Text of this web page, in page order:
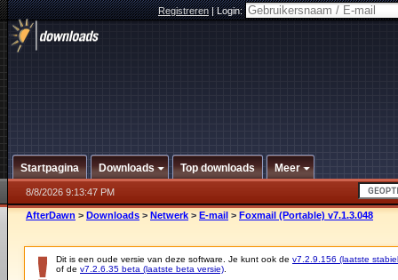
Registreren|Login:
Startpagina Downloads Top downloads Meer
8/8/2026 9:13:47 PM
AfterDawn > Downloads > Netwerk > E-mail > Foxmail (Portable) v7.1.3.048
Dit is een oude versie van deze software. Je kunt ook de v7.2.9.156 (laatste
of de v7.2.6.35 beta (laatste beta versie)